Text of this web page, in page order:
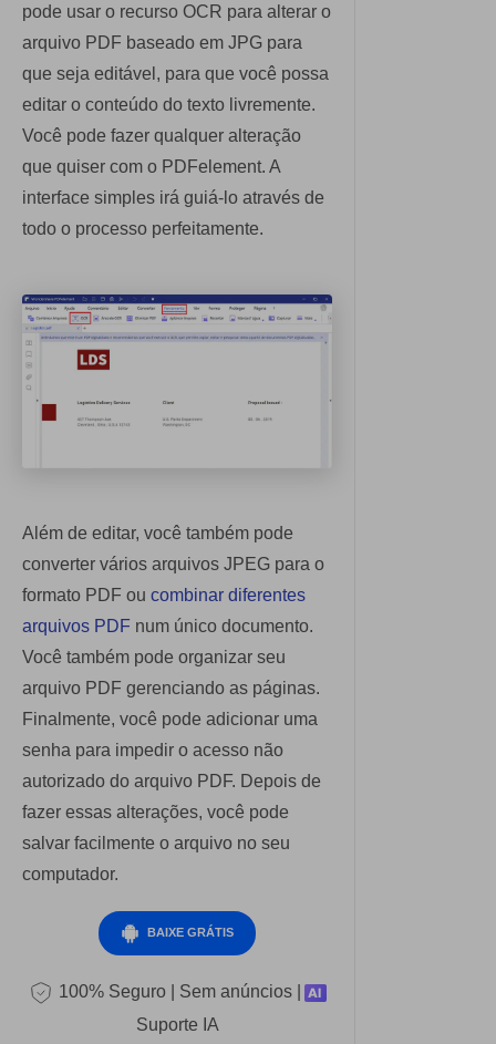
pode usar o recurso OCR para alterar o
arquivo PDF baseado em JPG para
que seja editável, para que você possa
editar o conteúdo do texto livremente.
Você pode fazer qualquer alteração
que quiser com o PDFelement. A
interface simples irá guiá-lo através de
todo o processo perfeitamente.
Além de editar, você também pode
converter vários arquivos JPEG para o
formato PDF ou combinar diferentes
arquivos PDF num único documento.
Você também pode organizar seu
arquivo PDF gerenciando as páginas.
Finalmente, você pode adicionar uma
senha para impedir o acesso não
autorizado do arquivo PDF. Depois de
fazer essas alterações, você pode
salvar facilmente o arquivo no seu
computador.
BAIXE GRÁTIS
100% Seguro | Sem anúncios |
Suporte IA